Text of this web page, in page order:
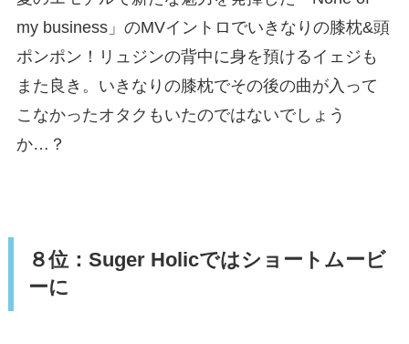
my business」のMVイントロでいきなりの膝枕&頭
ポンポン！リュジンの背中に身を預けるイェジも
また良き。いきなりの膝枕でその後の曲が入って
こなかったオタクもいたのではないでしょう
か…？
８位：Suger Holicではショートムービ
ーに